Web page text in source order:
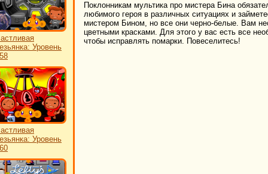
Уровень
Уровень
Поклонникам мультика про мистера Бина
любимого героя в различных ситуациях и
мистером Бином, но все они черно-белые. Вам
цветными красками. Для этого у вас есть все
чтобы исправлять помарки. Повеселитесь!